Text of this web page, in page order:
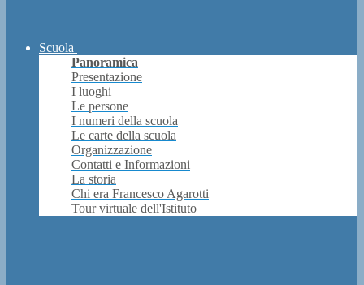
Scuola
Panoramica
Presentazione
I luoghi
Le persone
I numeri della scuola
Le carte della scuola
Organizzazione
Contatti e Informazioni
La storia
Chi era Francesco Agarotti
Tour virtuale dell'Istituto